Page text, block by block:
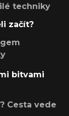
techniky
začít?
bitvami
Cesta vede